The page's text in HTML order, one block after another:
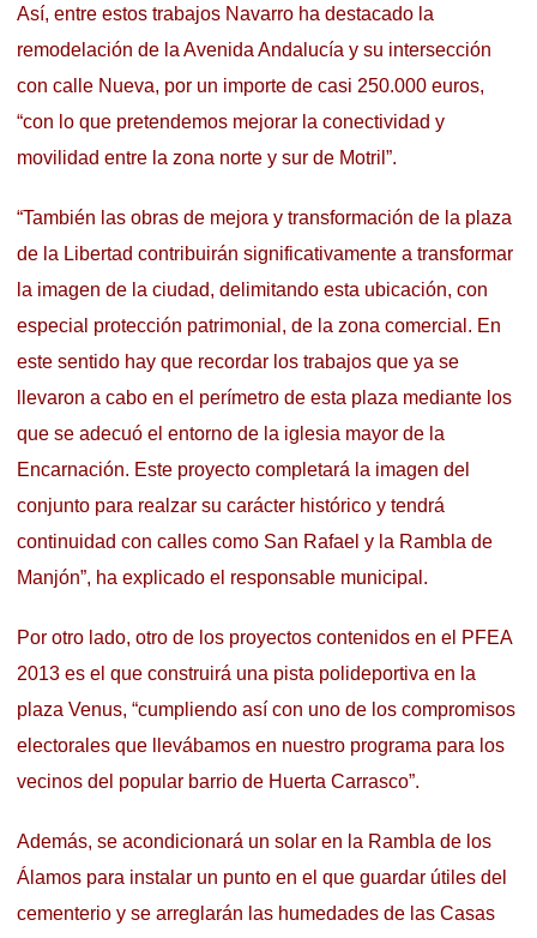
Así, entre estos trabajos Navarro ha destacado la
remodelación de la Avenida Andalucía y su intersección
con calle Nueva, por un importe de casi 250.000 euros,
“con lo que pretendemos mejorar la conectividad y
movilidad entre la zona norte y sur de Motril”.
“También las obras de mejora y transformación de la plaza
de la Libertad contribuirán significativamente a transformar
la imagen de la ciudad, delimitando esta ubicación, con
especial protección patrimonial, de la zona comercial. En
este sentido hay que recordar los trabajos que ya se
llevaron a cabo en el perímetro de esta plaza mediante los
que se adecuó el entorno de la iglesia mayor de la
Encarnación. Este proyecto completará la imagen del
conjunto para realzar su carácter histórico y tendrá
continuidad con calles como San Rafael y la Rambla de
Manjón”, ha explicado el responsable municipal.
Por otro lado, otro de los proyectos contenidos en el PFEA
2013 es el que construirá una pista polideportiva en la
plaza Venus, “cumpliendo así con uno de los compromisos
electorales que llevábamos en nuestro programa para los
vecinos del popular barrio de Huerta Carrasco”.
Además, se acondicionará un solar en la Rambla de los
Álamos para instalar un punto en el que guardar útiles del
cementerio y se arreglarán las humedades de las Casas